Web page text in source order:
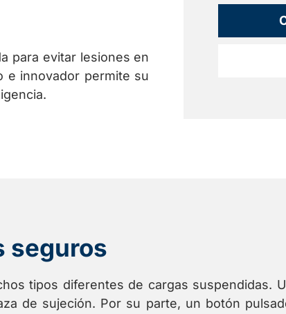
para evitar lesiones en
e innovador permite su
seguros
tipos diferentes de cargas suspendidas.
de sujeción. Por su parte, un botón